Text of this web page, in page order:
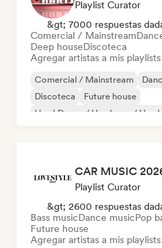
Playlist Curator
&gt; 7000 respuestas
Comercial / Mainstream
Deep houseDiscoteca
Agregar artistas a mis
Comercial / Mainstream
Discoteca
Future house
Hard Dance / Hardcore /
Playlist Curator
&gt; 2600 respuestas
Bass musicDance musicPop
Future house
Agregar artistas a mis